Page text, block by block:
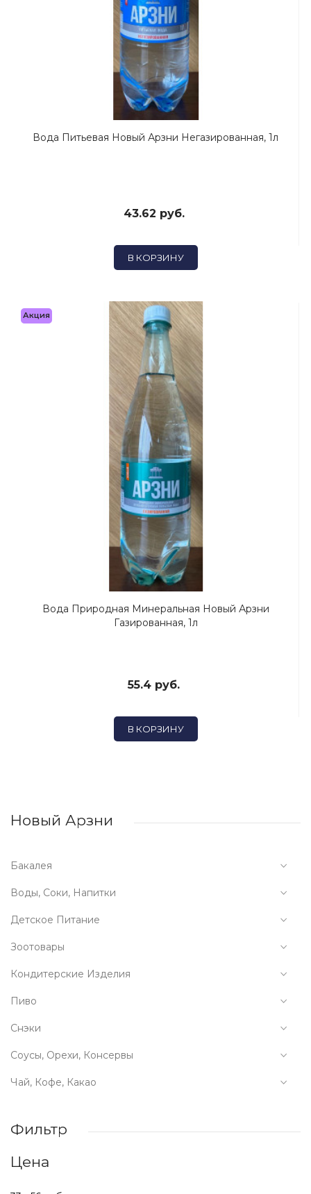
Вода Питьевая Новый Арзни Негазированная, 1л
43.62 руб.
В КОРЗИНУ
Акция
Вода Природная Минеральная Новый Арзни
Газированная, 1л
55.4 руб.
В КОРЗИНУ
Новый Арзни
Бакалея
Воды, Соки, Напитки
Детское Питание
Зоотовары
Кондитерские Изделия
Пиво
Снэки
Соусы, Орехи, Консервы
Чай, Кофе, Какао
Фильтр
Цена